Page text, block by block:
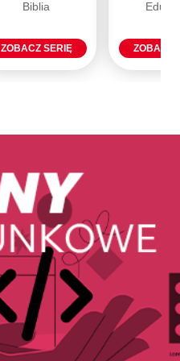
Biblia
ZOBACZ SERIĘ ZOBACZ